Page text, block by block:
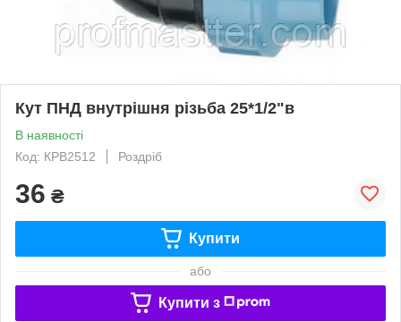
Кут ПНД внутрішня різьба 25*1/2"в
В наявності
Код: КРВ2512
Роздріб
36 ₴
Купити
або
Купити з